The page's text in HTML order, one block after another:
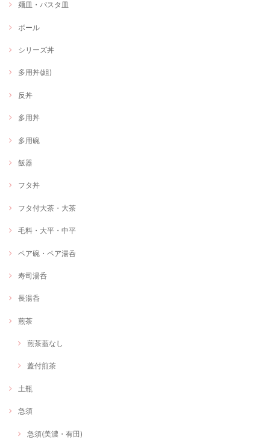
麺皿・パスタ皿
ボール
シリーズ丼
多用丼(組)
反丼
多用丼
多用碗
飯器
フタ丼
フタ付大茶・大茶
毛料・大平・中平
ペア碗・ペア湯呑
寿司湯呑
長湯呑
煎茶
煎茶蓋なし
蓋付煎茶
土瓶
急須
急須(美濃・有田)